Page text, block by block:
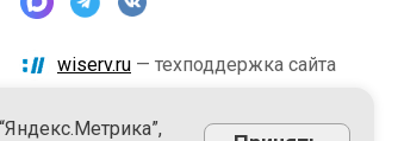
wiserv.ru — техподдержка сайта